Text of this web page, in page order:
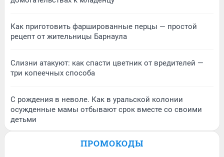
Как приготовить фаршированные перцы — простой
рецепт от жительницы Барнаула
Слизни атакуют: как спасти цветник от вредителей —
три копеечных способа
С рождения в неволе. Как в уральской колонии
осужденные мамы отбывают срок вместе со своими
детьми
ПРОМОКОДЫ